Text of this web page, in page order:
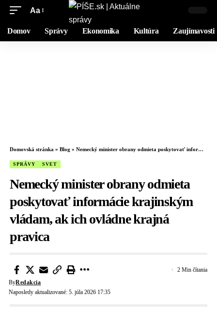
Aa
Domov Správy Ekonomika Kultúra Zaujímavosti
Domovská stránka » Blog » Nemecký minister obrany odmieta poskytovať informácie krajinským vládam, ak ich ovládne krajná pravica
SPRÁVY SVET
Nemecký minister obrany odmieta
poskytovať informácie krajinským
vládam, ak ich ovládne krajná
pravica
Naposledy aktualizované: 5. júla 2026 17:35
ByRedakcia
2 Min čítania